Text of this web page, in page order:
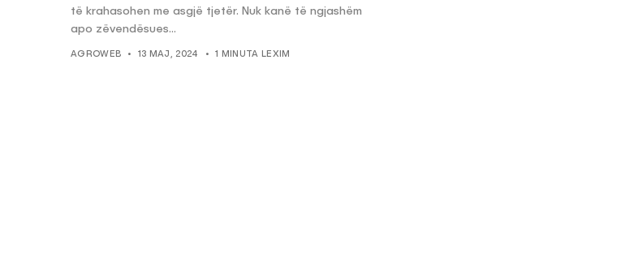
të krahasohen me asgjë tjetër. Nuk kanë të ngjashëm
apo zëvendësues...
AGROWEB 13 MAJ, 2024 1 MINUTA LEXIM